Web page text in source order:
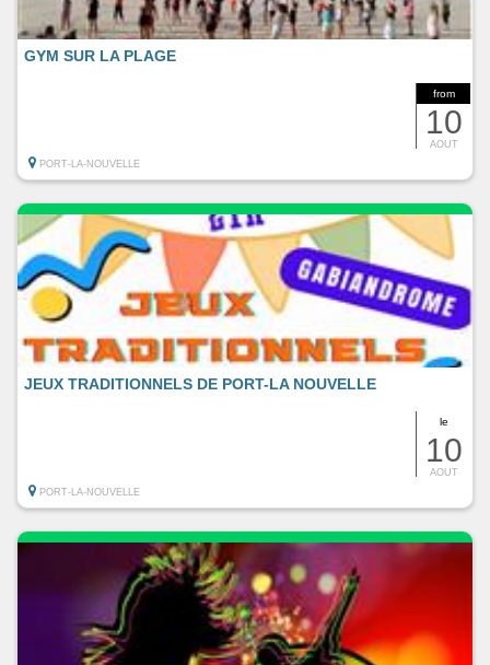
from
10
AOUT
GYM SUR LA PLAGE
PORT-LA-NOUVELLE
le
10
AOUT
JEUX TRADITIONNELS DE PORT-LA NOUVELLE
PORT-LA-NOUVELLE